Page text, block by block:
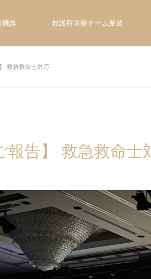
機器 救護所医療チーム派遣
救急救命士対応
報告】 救急救命士